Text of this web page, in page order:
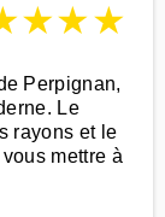
★★★
Perpignan,
Le
rayons et le
mettre à